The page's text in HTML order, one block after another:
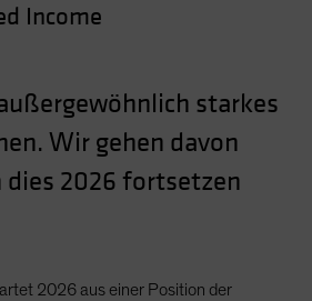
NRC)
Income
starkes
Wir gehen davon
dies 2026 fortsetzen
2026 aus einer Position der